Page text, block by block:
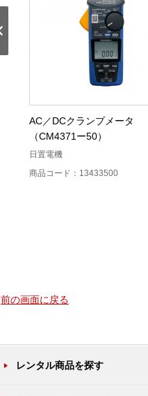
AC／DCクランプメータ
（CM4371ー50）
日置電機
商品コード：13433500
前の画面に戻る
レンタル商品を探す